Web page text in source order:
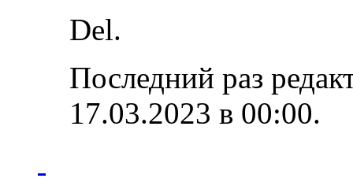
Del.
Последний раз
17.03.2023 в 00:00.